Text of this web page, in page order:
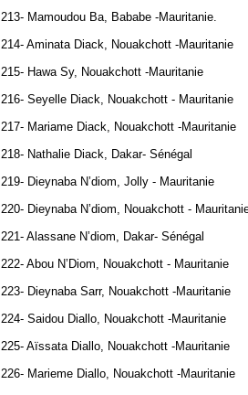
213- Mamoudou Ba, Bababe -Mauritanie.
214- Aminata Diack, Nouakchott -Mauritanie
215- Hawa Sy, Nouakchott -Mauritanie
216- Seyelle Diack, Nouakchott - Mauritanie
217- Mariame Diack, Nouakchott -Mauritanie
218- Nathalie Diack, Dakar- Sénégal
219- Dieynaba N’diom, Jolly - Mauritanie
220- Dieynaba N’diom, Nouakchott -
221- Alassane N’diom, Dakar- Sénégal
222- Abou N’Diom, Nouakchott - Mauritanie
223- Dieynaba Sarr, Nouakchott -Mauritanie
224- Saidou Diallo, Nouakchott -Mauritanie
225- Aïssata Diallo, Nouakchott -Mauritanie
226- Marieme Diallo, Nouakchott -Mauritanie